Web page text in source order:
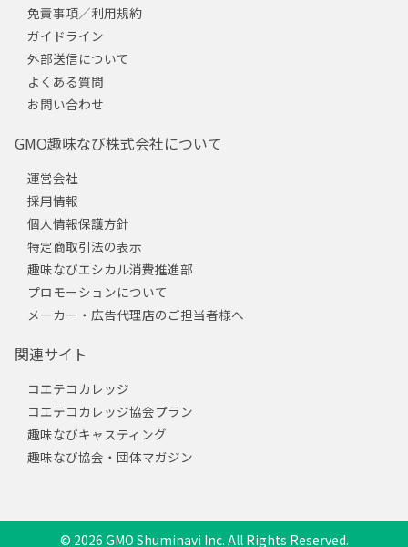
免責事項／利用規約
ガイドライン
外部送信について
よくある質問
お問い合わせ
GMO趣味なび株式会社について
運営会社
採用情報
個人情報保護方針
特定商取引法の表示
趣味なびエシカル消費推進部
プロモーションについて
メーカー・広告代理店のご担当者様へ
関連サイト
コエテコカレッジ
コエテコカレッジ協会プラン
趣味なびキャスティング
趣味なび協会・団体マガジン
© 2026 GMO Shuminavi Inc. All Rights Reserved.